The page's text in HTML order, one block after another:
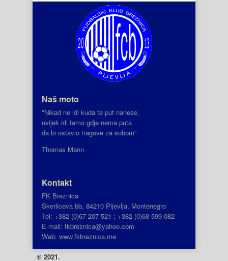
Naš moto
"Nikad ne idi kuda te put nanese,
uvijek idi tamo gdje nema puta
da bi ostavio tragove za sobom"
Thomas Mann
Kontakt
FK Breznica
Skerliceva bb, 84210 Pljevlja, Montenegro
Tel: +382 (0)67 207 521 ; +382 (0)68 599 082
E-mail: fkbreznica@yahoo.com
Web: www.fkbreznica.me
© 2021.